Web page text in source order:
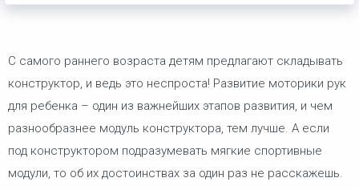
С самого раннего возраста детям предлагают складывать
конструктор, и ведь это неспроста! Развитие моторики рук
для ребенка – один из важнейших этапов развития, и чем
разнообразнее модуль конструктора, тем лучше. А если
под конструктором подразумевать мягкие спортивные
модули, то об их достоинствах за один раз не расскажешь.